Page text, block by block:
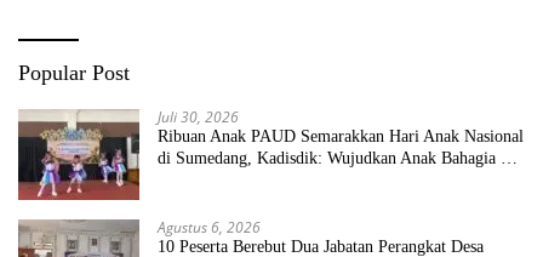
Popular Post
Juli 30, 2026
Ribuan Anak PAUD Semarakkan Hari Anak Nasional
di Sumedang, Kadisdik: Wujudkan Anak Bahagia dan
Agustus 6, 2026
10 Peserta Berebut Dua Jabatan Perangkat Desa